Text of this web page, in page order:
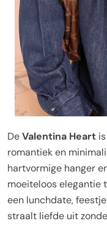
DeValentina Heart
romantiek en
hartvormige hanger
moeiteloos elegantie
een lunchdate,
straalt liefde uit